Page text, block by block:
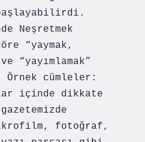
Neşretmek
“yaymak,
“yayımlamak”
cümleler:
içinde dikkate
fotoğraf,